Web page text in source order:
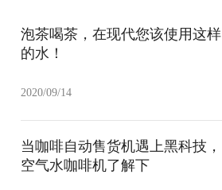
泡茶喝茶，在现代您该使用这样
的水！
2020/09/14
当咖啡自动售货机遇上黑科技，
空气水咖啡机了解下